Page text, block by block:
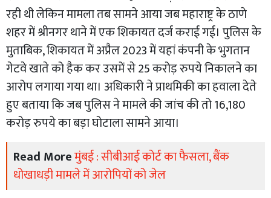
रही थी लेकिन मामला तब सामने आया जब महाराष्ट्र के ठाणे
शहर में श्रीनगर थाने में एक शिकायत दर्ज कराई गई। पुलिस के
मुताबिक, शिकायत में अप्रैल 2023 में यहां कंपनी के भुगतान
गेटवे खाते को हैक कर उसमें से 25 करोड़ रुपये निकालने का
आरोप लगाया गया था। अधिकारी ने प्राथमिकी का हवाला देते
हुए बताया कि जब पुलिस ने मामले की जांच की तो 16,180
करोड़ रुपये का बड़ा घोटाला सामने आया।
Read Moreमुंबई : सीबीआई कोर्ट का फैसला, बैंक
धोखाधड़ी मामले में आरोपियों को जेल